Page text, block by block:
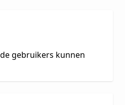
gebruikers kunnen